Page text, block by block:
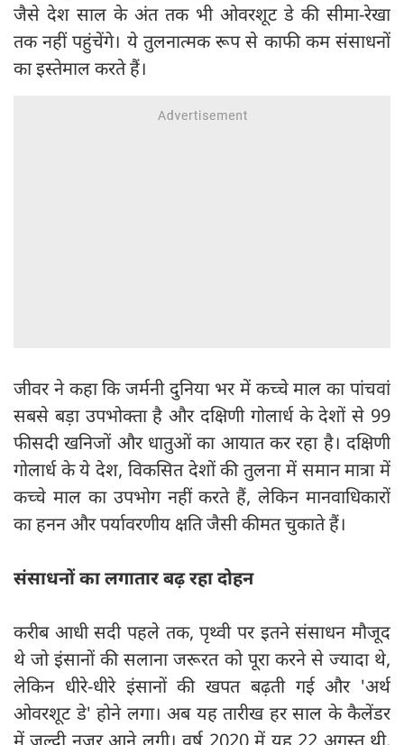
जैसे देश साल के अंत तक भी ओवरशूट डे की सीमा-रेखा
तक नहीं पहुंचेंगे। ये तुलनात्मक रूप से काफी कम संसाधनों
का इस्तेमाल करते हैं।
जीवर ने कहा कि जर्मनी दुनिया भर में कच्चे माल का पांचवां
सबसे बड़ा उपभोक्ता है और दक्षिणी गोलार्ध के देशों से 99
फीसदी खनिजों और धातुओं का आयात कर रहा है। दक्षिणी
गोलार्ध के ये देश, विकसित देशों की तुलना में समान मात्रा में
कच्चे माल का उपभोग नहीं करते हैं, लेकिन मानवाधिकारों
का हनन और पर्यावरणीय क्षति जैसी कीमत चुकाते हैं।
संसाधनों का लगातार बढ़ रहा दोहन
करीब आधी सदी पहले तक, पृथ्वी पर इतने संसाधन मौजूद
थे जो इंसानों की सलाना जरूरत को पूरा करने से ज्यादा थे,
लेकिन धीरे-धीरे इंसानों की खपत बढ़ती गई और 'अर्थ
ओवरशूट डे' होने लगा। अब यह तारीख हर साल के कैलेंडर
में जल्दी नजर आने लगी। वर्ष 2020 में यह 22 अगस्त थी,